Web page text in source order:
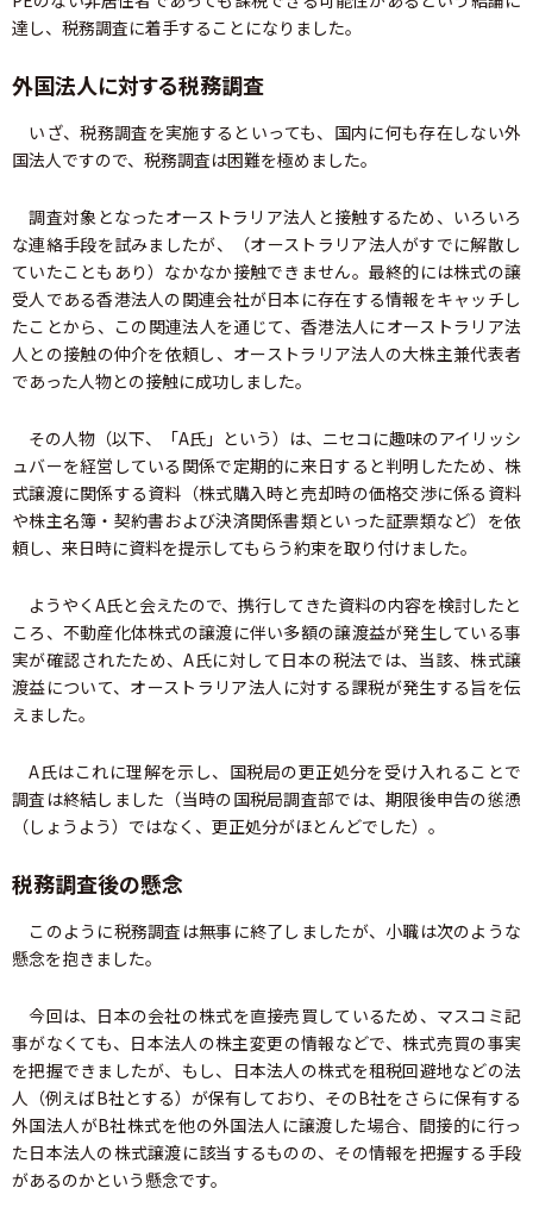
達し、税務調査に着手することになりました。
外国法人に対する税務調査
いざ、税務調査を実施するといっても、国内に何も存在しない外
国法人ですので、税務調査は困難を極めました。
調査対象となったオーストラリア法人と接触するため、いろいろ
な連絡手段を試みましたが、（オーストラリア法人がすでに解散し
ていたこともあり）なかなか接触できません。最終的には株式の譲
受人である香港法人の関連会社が日本に存在する情報をキャッチし
たことから、この関連法人を通じて、香港法人にオーストラリア法
人との接触の仲介を依頼し、オーストラリア法人の大株主兼代表者
であった人物との接触に成功しました。
その人物（以下、「A氏」という）は、ニセコに趣味のアイリッシ
ュバーを経営している関係で定期的に来日すると判明したため、株
式譲渡に関係する資料（株式購入時と売却時の価格交渉に係る資料
や株主名簿・契約書および決済関係書類といった証票類など）を依
頼し、来日時に資料を提示してもらう約束を取り付けました。
ようやくA氏と会えたので、携行してきた資料の内容を検討したと
ころ、不動産化体株式の譲渡に伴い多額の譲渡益が発生している事
実が確認されたため、A氏に対して日本の税法では、当該、株式譲
渡益について、オーストラリア法人に対する課税が発生する旨を伝
えました。
A氏はこれに理解を示し、国税局の更正処分を受け入れることで
調査は終結しました（当時の国税局調査部では、期限後申告の慫慂
（しょうよう）ではなく、更正処分がほとんどでした）。
税務調査後の懸念
このように税務調査は無事に終了しましたが、小職は次のような
懸念を抱きました。
今回は、日本の会社の株式を直接売買しているため、マスコミ記
事がなくても、日本法人の株主変更の情報などで、株式売買の事実
を把握できましたが、もし、日本法人の株式を租税回避地などの法
人（例えばB社とする）が保有しており、そのB社をさらに保有する
外国法人がB社株式を他の外国法人に譲渡した場合、間接的に行っ
た日本法人の株式譲渡に該当するものの、その情報を把握する手段
があるのかという懸念です。